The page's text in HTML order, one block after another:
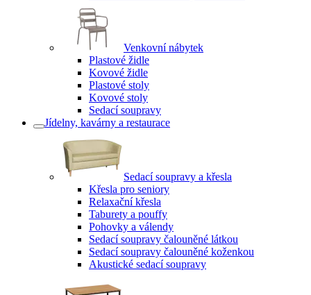
Venkovní nábytek
Plastové židle
Kovové židle
Plastové stoly
Kovové stoly
Sedací soupravy
Jídelny, kavárny a restaurace
Sedací soupravy a křesla
Křesla pro seniory
Relaxační křesla
Taburety a pouffy
Pohovky a válendy
Sedací soupravy čalouněné látkou
Sedací soupravy čalouněné koženkou
Akustické sedací soupravy